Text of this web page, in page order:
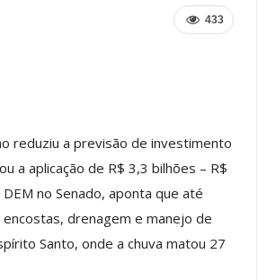
433
reduziu a previsão de investimento
a aplicação de R$ 3,3 bilhões – R$
no Senado, aponta que até
drenagem e manejo de
Santo, onde a chuva matou 27
ASSECOR Promove Oficina De
Pintura Em Taça Para
Associados
Comunicacao 7 ago, 2026